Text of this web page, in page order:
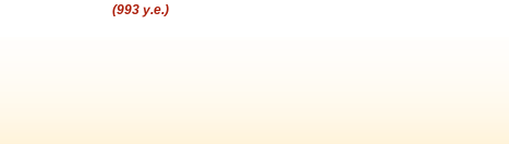
(993 у.е.)